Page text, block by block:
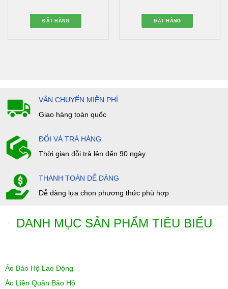
ĐẶT HÀNG ĐẶT HÀNG
VẬN CHUYỂN MIỄN PHÍ
Giao hàng toàn quốc
ĐỔI VÀ TRẢ HÀNG
Thời gian đỗi trả lên đến 90 ngày
THANH TOÁN DỄ DÀNG
Dễ dàng lựa chọn phương thức phù hợp
DANH MỤC SẢN PHẨM TIÊU BIỂU
Áo Bảo Hộ Lao Động
Áo Liền Quần Bảo Hộ